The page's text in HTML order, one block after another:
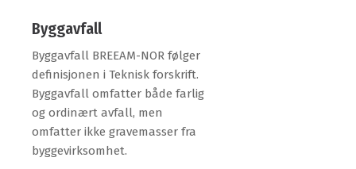
Byggavfall
Byggavfall BREEAM-NOR følger
definisjonen i Teknisk forskrift.
Byggavfall omfatter både farlig
og ordinært avfall, men
omfatter ikke gravemasser fra
byggevirksomhet.